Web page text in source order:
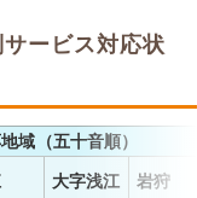
んと20％OFF！
ービス対応状
域（五十音順）
大字浅江 岩狩